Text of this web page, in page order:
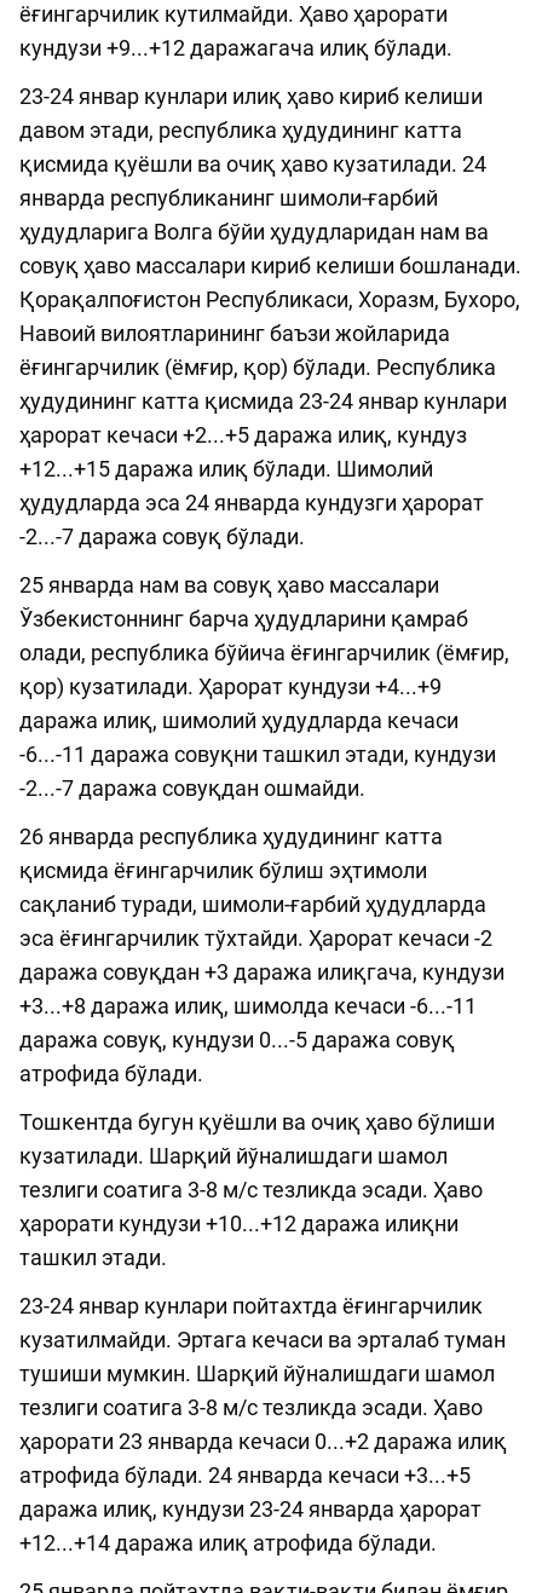
ёғингарчилик кутилмайди. Ҳаво ҳарорати
кундузи +9...+12 даражагача илиқ бўлади.
23-24 январ кунлари илиқ ҳаво кириб келиши
давом этади, республика ҳудудининг катта
қисмида қуёшли ва очиқ ҳаво кузатилади. 24
январда республиканинг шимоли-ғарбий
ҳудудларига Волга бўйи ҳудудларидан нам ва
совуқ ҳаво массалари кириб келиши бошланади.
Қорақалпоғистон Республикаси, Хоразм, Бухоро,
Навоий вилоятларининг баъзи жойларида
ёғингарчилик (ёмғир, қор) бўлади. Республика
ҳудудининг катта қисмида 23-24 январ кунлари
ҳарорат кечаси +2...+5 даража илиқ, кундуз
+12...+15 даража илиқ бўлади. Шимолий
ҳудудларда эса 24 январда кундузги ҳарорат
-2...-7 даража совуқ бўлади.
25 январда нам ва совуқ ҳаво массалари
Ўзбекистоннинг барча ҳудудларини қамраб
олади, республика бўйича ёғингарчилик (ёмғир,
қор) кузатилади. Ҳарорат кундузи +4...+9
даража илиқ, шимолий ҳудудларда кечаси
-6...-11 даража совуқни ташкил этади, кундузи
-2...-7 даража совуқдан ошмайди.
26 январда республика ҳудудининг катта
қисмида ёғингарчилик бўлиш эҳтимоли
сақланиб туради, шимоли-ғарбий ҳудудларда
эса ёғингарчилик тўхтайди. Ҳарорат кечаси -2
даража совуқдан +3 даража илиқгача, кундузи
+3...+8 даража илиқ, шимолда кечаси -6...-11
даража совуқ, кундузи 0...-5 даража совуқ
атрофида бўлади.
Тошкентда бугун қуёшли ва очиқ ҳаво бўлиши
кузатилади. Шарқий йўналишдаги шамол
тезлиги соатига 3-8 м/с тезликда эсади. Ҳаво
ҳарорати кундузи +10...+12 даража илиқни
ташкил этади.
23-24 январ кунлари пойтахтда ёғингарчилик
кузатилмайди. Эртага кечаси ва эрталаб туман
тушиши мумкин. Шарқий йўналишдаги шамол
тезлиги соатига 3-8 м/с тезликда эсади. Ҳаво
ҳарорати 23 январда кечаси 0...+2 даража илиқ
атрофида бўлади. 24 январда кечаси +3...+5
даража илиқ, кундузи 23-24 январда ҳарорат
+12...+14 даража илиқ атрофида бўлади.